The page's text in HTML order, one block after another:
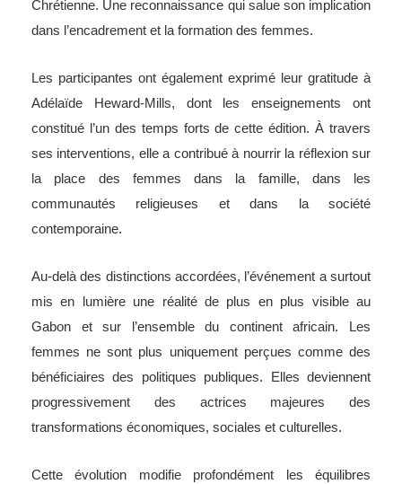
Chrétienne. Une reconnaissance qui salue son implication
dans l’encadrement et la formation des femmes.
Les participantes ont également exprimé leur gratitude à
Adélaïde Heward-Mills, dont les enseignements ont
constitué l’un des temps forts de cette édition. À travers
ses interventions, elle a contribué à nourrir la réflexion sur
la place des femmes dans la famille, dans les
communautés religieuses et dans la société
contemporaine.
Au-delà des distinctions accordées, l’événement a surtout
mis en lumière une réalité de plus en plus visible au
Gabon et sur l’ensemble du continent africain. Les
femmes ne sont plus uniquement perçues comme des
bénéficiaires des politiques publiques. Elles deviennent
progressivement des actrices majeures des
transformations économiques, sociales et culturelles.
Cette évolution modifie profondément les équilibres